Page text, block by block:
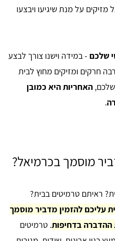
מזיקים על מנת שיגיעו ויבצעו
שלכם - במידה וישנו צורך לבצע
חרקים ומזיקים מחוץ לבית
האחריות היא כמובן
.
מוסמך בכרמיאל?
ראיתם טרמיטים בבית?
עליכם להזמין מדביר מוסמך
בדחיפות. טרמיטים